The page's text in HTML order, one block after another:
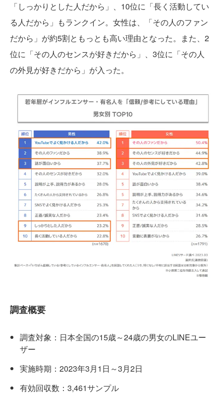
「しっかりとした人だから」、10位に「長く活動してい
る人だから」もランクイン。女性は、「その人のファン
だから」が約5割ともっとも高い理由となった。また、2
位に「その人のセンスが好きだから」、3位に「その人
の外見が好きだから」が入った。
調査概要
調査対象：日本全国の15歳～24歳の男女のLINEユー
ザー
実施時期：2023年3月1日～3月2日
有効回収数：3,461サンプル